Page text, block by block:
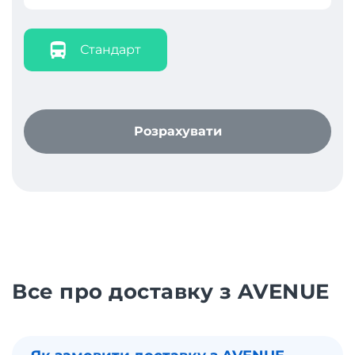
Стандарт
Розрахувати
Все про доставку з AVENUE